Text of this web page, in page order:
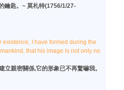
鑰匙。~ 莫札特(1756/1/27-
I have formed during the
that his image is not only no
親密關係,它的形象已不再驚嚇我。